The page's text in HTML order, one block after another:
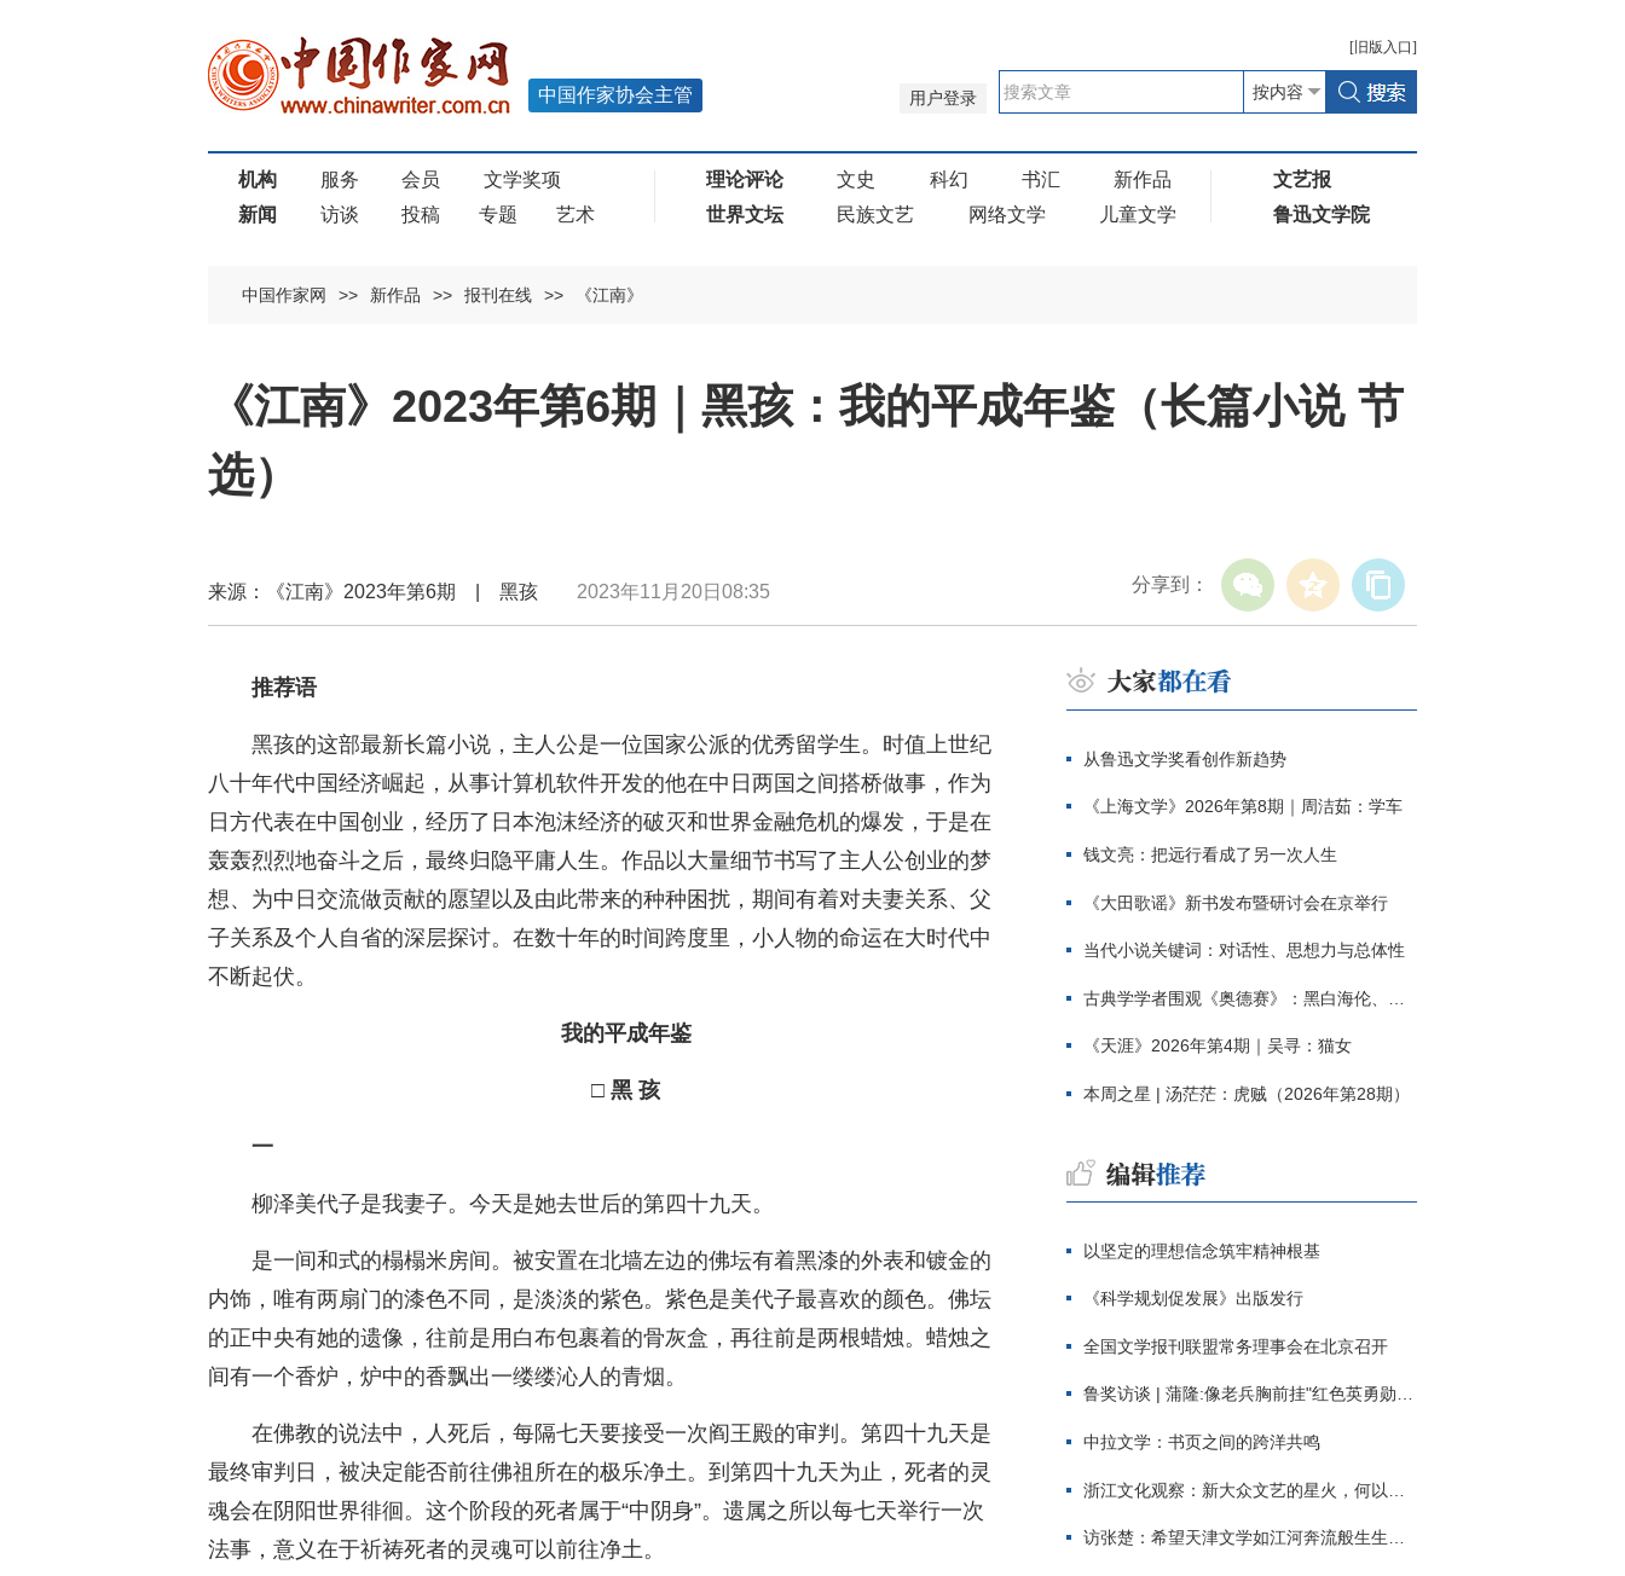
[ 旧版 入口]
用户登录
中国作家协会主管
机构 服务 会员
文学奖项
新闻
访谈 投稿 专题 艺术
理论评论 文史 科幻 书汇
新作品
世界文坛
民族文艺 网络文学 儿童文学
文艺报
鲁迅文学院
中国作家网 >> 新作品 >> 报刊在线 >> 《江南》
《江南》2023年第6期｜黑孩：我的平成年鉴（长篇小说 节
选）
分享到：
来源：《江南》2023年第6期 | 黑孩 2023年11月20日08:35
推荐语
黑孩的这部最新长篇小说，主人公是一位国家公派的优秀留学生。时值上世纪
八十年代中国经济崛起，从事计算机软件开发的他在中日两国之间搭桥做事，作为
日方代表在中国创业，经历了日本泡沫经济的破灭和世界金融危机的爆发，于是在
轰轰烈烈地奋斗之后，最终归隐平庸人生。作品以大量细节书写了主人公创业的梦
想、为中日交流做贡献的愿望以及由此带来的种种困扰，期间有着对夫妻关系、父
子关系及个人自省的深层探讨。在数十年的时间跨度里，小人物的命运在大时代中
不断起伏。
我的平成年鉴
□ 黑 孩
一
柳泽美代子是我妻子。今天是她去世后的第四十九天。
是一间和式的榻榻米房间。被安置在北墙左边的佛坛有着黑漆的外表和镀金的
内饰，唯有两扇门的漆色不同，是淡淡的紫色。紫色是美代子最喜欢的颜色。佛坛
的正中央有她的遗像，往前是用白布包裹着的骨灰盒，再往前是两根蜡烛。蜡烛之
间有一个香炉，炉中的香飘出一缕缕沁人的青烟。
在佛教的说法中，人死后，每隔七天要接受一次阎王殿的审判。第四十九天是
最终审判日，被决定能否前往佛祖所在的极乐净土。到第四十九天为止，死者的灵
魂会在阴阳世界徘徊。这个阶段的死者属于“中阴身”。遗属之所以每七天举行一次
法事，意义在于祈祷死者的灵魂可以前往净土。
从鲁迅文学奖看创作新趋势
《上海文学》2026年第8期｜周洁茹：学车
钱文亮：把远行看成了另一次人生
《大田歌谣》新书发布暨研讨会在京举行
当代小说关键词：对话性、思想力与总体性
古典学学者围观《奥德赛》：黑白海伦、佩涅罗佩的别针与神秘入侵者
《天涯》2026年第4期｜吴寻：猫女
本周之星 | 汤茫茫：虎贼（2026年第28期）
以坚定的理想信念筑牢精神根基
《科学规划促发展》出版发行
全国文学报刊联盟常务理事会在北京召开
鲁奖访谈 | 蒲隆:像老兵胸前挂"红色英勇勋章"
中拉文学：书页之间的跨洋共鸣
浙江文化观察：新大众文艺的星火，何以燎原？
访张楚：希望天津文学如江河奔流般生生不息